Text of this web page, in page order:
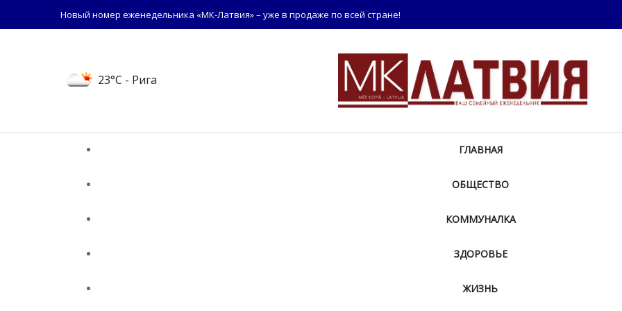
Новый номер еженедельника «МК-Латвия» – уже в продаже по всей стране!
23°C - Рига
ГЛАВНАЯ
ОБЩЕСТВО
КОММУНАЛКА
ЗДОРОВЬЕ
ЖИЗНЬ